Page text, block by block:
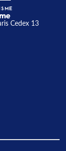
Cedex 13